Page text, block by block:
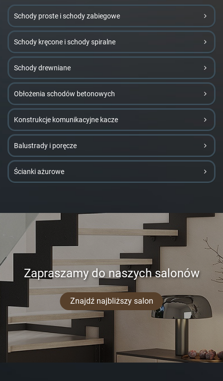
Schody proste i schody zabiegowe
Schody kręcone i schody spiralne
Schody drewniane
Obłożenia schodów betonowych
Konstrukcje komunikacyjne kacze
Balustrady i poręcze
Ścianki ażurowe
Zapraszamy do naszych salonów
Znajdź najbliższy salon